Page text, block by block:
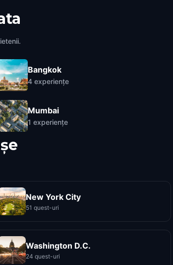
Bangkok
4 experiențe
Mumbai
1 experiențe
New York City
51 quest-uri
Washington D.C.
24 quest-uri